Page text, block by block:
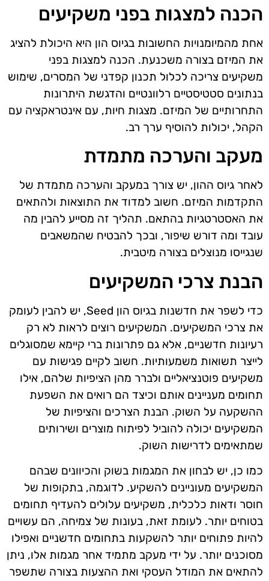
הכנה למצגות בפני משקיעים
אחת מהמיומנויות החשובות בגיוס הון היא היכולת להציג
את המיזם בצורה משכנעת. הכנה למצגות בפני
משקיעים צריכה לכלול תכנון קפדני של המסרים, שימוש
בנתונים סטטיסטיים רלוונטיים והדגשת היתרונות
התחרותיים של המיזם. מצגות חיות, עם אינטראקציה עם
הקהל, יכולות להוסיף ערך רב.
מעקב והערכה מתמדת
לאחר גיוס ההון, יש צורך במעקב והערכה מתמדת של
התקדמות המיזם. חשוב למדוד את התוצאות ולהתאים
את האסטרטגיות בהתאם. תהליך זה מסייע להבין מה
עובד ומה דורש שיפור, ובכך להבטיח שהמשאבים
שנגייסו מנוצלים בצורה מיטבית.
הבנת צרכי המשקיעים
כדי לשפר את חדשנות בגיוס הון Seed, יש להבין לעומק
את צרכי המשקיעים. המשקיעים רוצים לראות לא רק
רעיונות חדשניים, אלא גם פתרונות ברי קיימא שמסוגלים
לייצר תשואות משמעותיות. חשוב לקיים פגישות עם
משקיעים פוטנציאליים ולברר מהן הציפיות שלהם, אילו
תחומים מעניינים אותם וכיצד הם רואים את השפעת
ההשקעה על השוק. הבנת הצרכים והציפיות של
המשקיעים יכולה להוביל לפיתוח מוצרים ושירותים
שמתאימים לדרישות השוק.
כמו כן, יש לבחון את המגמות בשוק והכיוונים שבהם
המשקיעים מעוניינים להשקיע. לדוגמה, בתקופות של
חוסר ודאות כלכלית, משקיעים עלולים להעדיף תחומים
בטוחים יותר. לעומת זאת, בעונות של צמיחה, הם עשויים
להיות פתוחים יותר להשקעות בתחומים חדשניים ואפילו
מסוכנים יותר. על ידי מעקב מתמיד אחר מגמות אלו, ניתן
להתאים את המודל העסקי ואת ההצעות בצורה שתשפר